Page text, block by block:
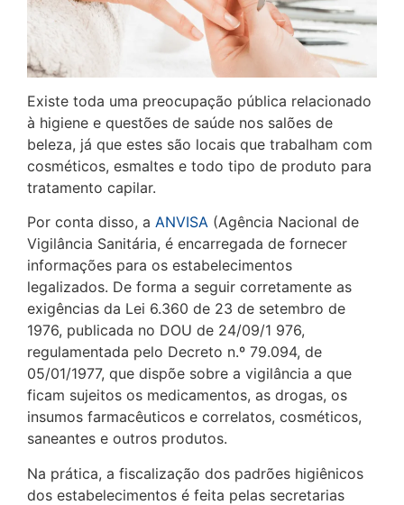
Existe toda uma preocupação pública relacionado
à higiene e questões de saúde nos salões de
beleza, já que estes são locais que trabalham com
cosméticos, esmaltes e todo tipo de produto para
tratamento capilar.
Por conta disso, a ANVISA (Agência Nacional de
Vigilância Sanitária, é encarregada de fornecer
informações para os estabelecimentos
legalizados. De forma a seguir corretamente as
exigências da Lei 6.360 de 23 de setembro de
1976, publicada no DOU de 24/09/1 976,
regulamentada pelo Decreto n.º 79.094, de
05/01/1977, que dispõe sobre a vigilância a que
ficam sujeitos os medicamentos, as drogas, os
insumos farmacêuticos e correlatos, cosméticos,
saneantes e outros produtos.
Na prática, a fiscalização dos padrões higiênicos
dos estabelecimentos é feita pelas secretarias